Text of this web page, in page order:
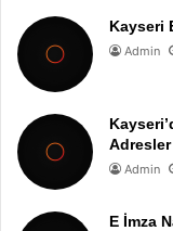
Kayseri
Admin
Adresler
Admin
E İmza